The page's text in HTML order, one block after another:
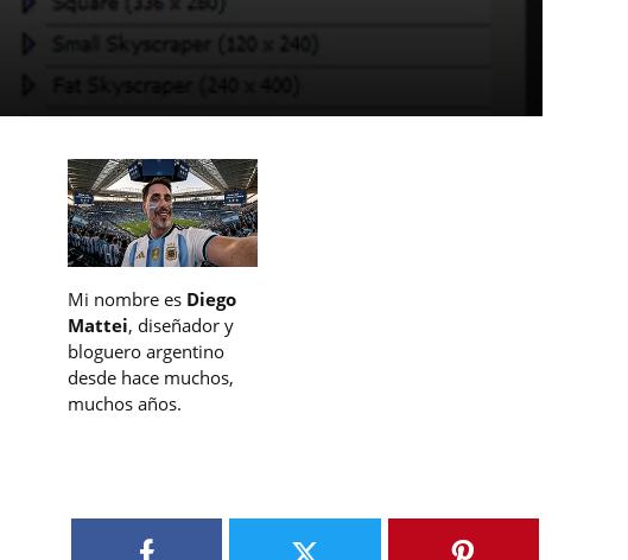
Mi nombre es Diego
Mattei, diseñador y
bloguero argentino
desde hace muchos,
muchos años.